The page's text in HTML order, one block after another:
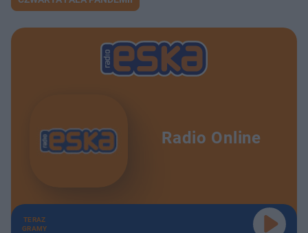
Radio Online
TERAZ
GRAMY